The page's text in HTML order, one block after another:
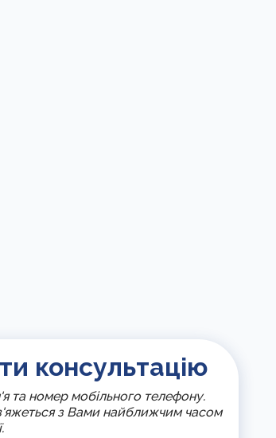
консультацію
та номер мобільного телефону.
з Вами найближчим часом